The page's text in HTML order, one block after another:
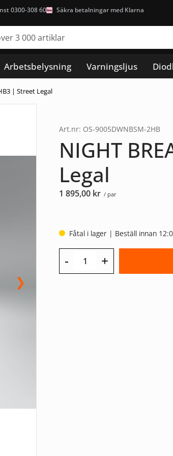
0300-308 60 Säkra betalningar med Klarna
Arbetsbelysning Varningsljus
| Street Legal
❯
Art.nr: OS-9005DWNBSM-2HB
NIGHT
Legal
1 895,00 kr / par
Fåtal i lager | Beställ innan
- +